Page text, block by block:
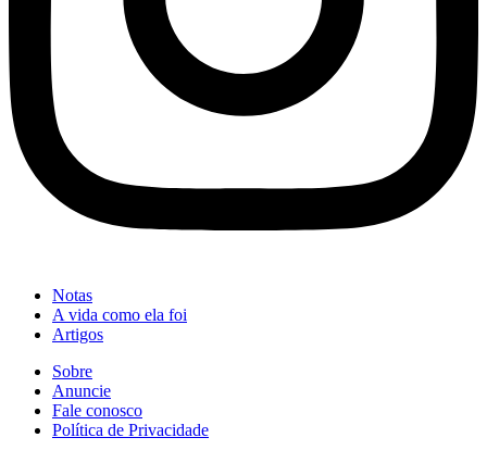
Notas
A vida como ela foi
Artigos
Sobre
Anuncie
Fale conosco
Política de Privacidade